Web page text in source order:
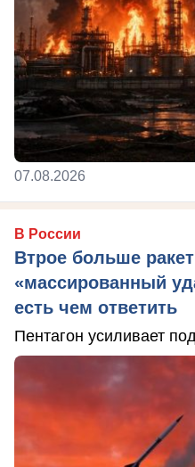
07.08.2026
В России
Втрое больше
«массированный
есть чем ответить
Пентагон усиливает